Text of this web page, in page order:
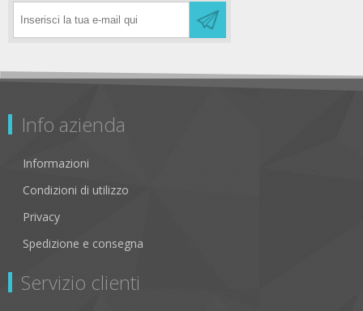
Info azienda
Informazioni
Condizioni di utilizzo
Privacy
Spedizione e consegna
Servizio clienti